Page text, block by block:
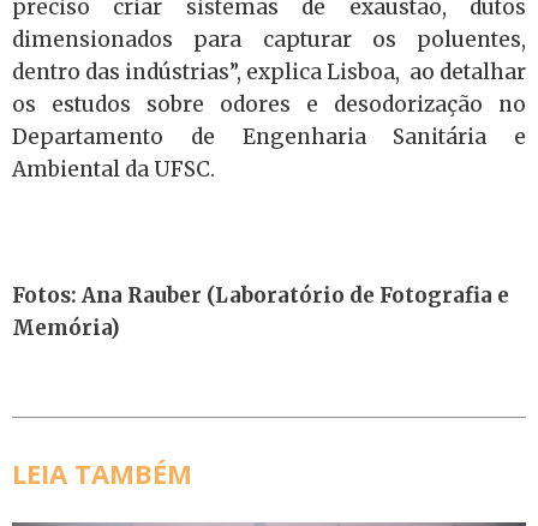
preciso criar sistemas de exaustão, dutos
dimensionados para capturar os poluentes,
dentro das indústrias”, explica Lisboa, ao detalhar
os estudos sobre odores e desodorização no
Departamento de Engenharia Sanitária e
Ambiental da UFSC.
Fotos: Ana Rauber (Laboratório de Fotografia e
Memória)
LEIA TAMBÉM